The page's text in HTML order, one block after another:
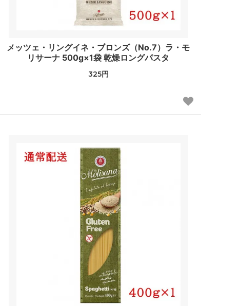
メッツェ・リングイネ・ブロンズ（No.7）ラ・モ
リサーナ 500g×1袋 乾燥ロングパスタ
325円